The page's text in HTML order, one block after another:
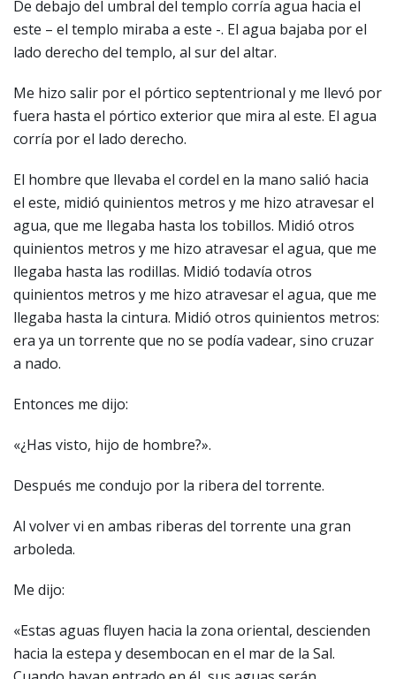
De debajo del umbral del templo corría agua hacia el
este – el templo miraba a este -. El agua bajaba por el
lado derecho del templo, al sur del altar.
Me hizo salir por el pórtico septentrional y me llevó por
fuera hasta el pórtico exterior que mira al este. El agua
corría por el lado derecho.
El hombre que llevaba el cordel en la mano salió hacia
el este, midió quinientos metros y me hizo atravesar el
agua, que me llegaba hasta los tobillos. Midió otros
quinientos metros y me hizo atravesar el agua, que me
llegaba hasta las rodillas. Midió todavía otros
quinientos metros y me hizo atravesar el agua, que me
llegaba hasta la cintura. Midió otros quinientos metros:
era ya un torrente que no se podía vadear, sino cruzar
a nado.
Entonces me dijo:
«¿Has visto, hijo de hombre?».
Después me condujo por la ribera del torrente.
Al volver vi en ambas riberas del torrente una gran
arboleda.
Me dijo:
«Estas aguas fluyen hacia la zona oriental, descienden
hacia la estepa y desembocan en el mar de la Sal.